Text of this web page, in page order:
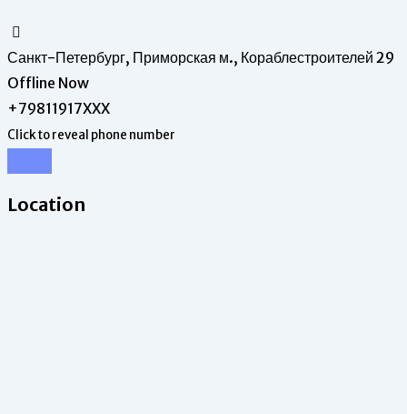
Санкт-Петербург, Приморская м., Кораблестроителей 29
Offline Now
+79811917XXX
Click to reveal phone number
Location